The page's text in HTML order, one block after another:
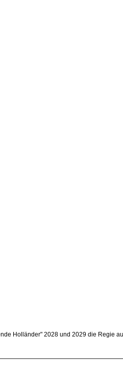
Holländer" 2028 und 2029 die Regie